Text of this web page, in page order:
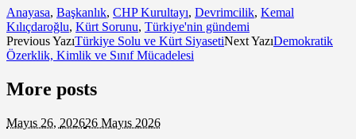
Anayasa, Başkanlık, CHP Kurultayı, Devrimcilik, Kemal
Kılıçdaroğlu, Kürt Sorunu, Türkiye'nin gündemi
Previous YazıTürkiye Solu ve Kürt SiyasetiNext YazıDemokratik
Özerklik, Kimlik ve Sınıf Mücadelesi
More posts
Mayıs 26, 202626 Mayıs 2026